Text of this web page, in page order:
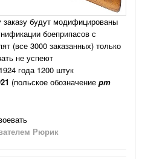
будут модифицированы
боеприпасов с
(все 3000 заказанных) только
не успеют
года 1200 штук
(польское обозначение pm
Рюрик